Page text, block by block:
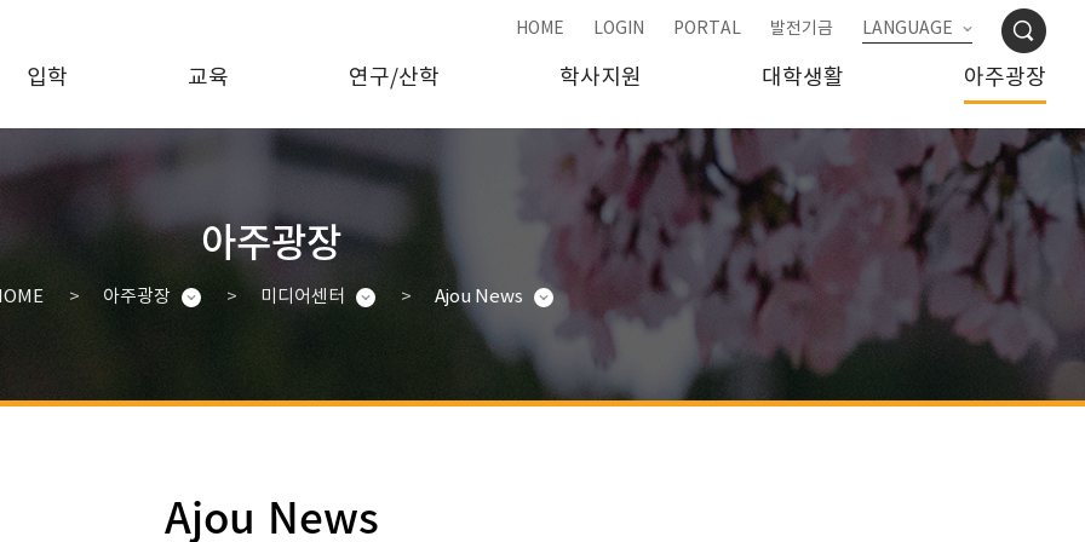
HOME LOGIN PORTAL 발전기금 LANGUAGE
입학 교육 연구/산학 학사지원 대학생활 아주광장
아주광장
아주광장 미디어센터 Ajou News
Ajou News